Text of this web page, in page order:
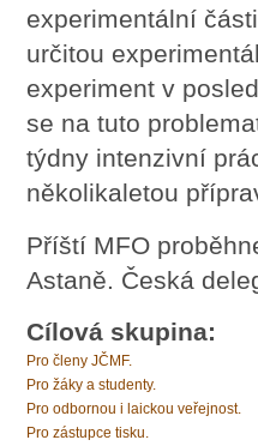
experimentální
určitou
experiment v
se na tuto
týdny intenzivní
několikaletou
Příští MFO
Astaně. Česká
Cílová skupina:
Pro členy JČMF.
Pro žáky a studenty.
Pro odbornou i laickou veřejnost.
Pro zástupce tisku.